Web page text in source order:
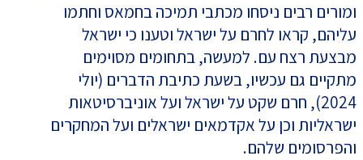
ומורים רבים ניסחו מכתבי תמיכה בחמאס וחתמו
עליהם, קראו לחרם על ישראל וטענו כי ישראל
מבצעת רצח עם. למעשה, בתחומים מסוימים
מתקיים גם עכשיו, בשעת כתיבת הדברים (יולי
2024), חרם שקט על ישראל ועל אוניברסיטאות
ישראליות וכן על אקדמאים ישראלים ועל המחקרים
והפרסומים שלהם.